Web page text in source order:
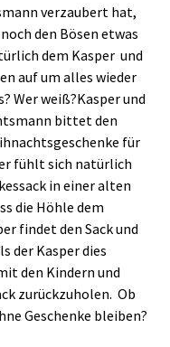
verzaubert hat,
den Bösen etwas
dem Kasper und
auf um alles wieder
Wer weiß?Kasper und
bittet den
für
fühlt sich natürlich
in einer alten
die Höhle dem
findet den Sack und
der Kasper dies
den Kindern und
zurückzuholen. Ob
Geschenke bleiben?